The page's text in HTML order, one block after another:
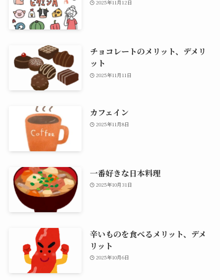
2025年11月12日
チョコレートのメリット、デメリ
ット
2025年11月11日
カフェイン
2025年11月8日
一番好きな日本料理
2025年10月31日
辛いものを食べるメリット、デメ
リット
2025年10月6日